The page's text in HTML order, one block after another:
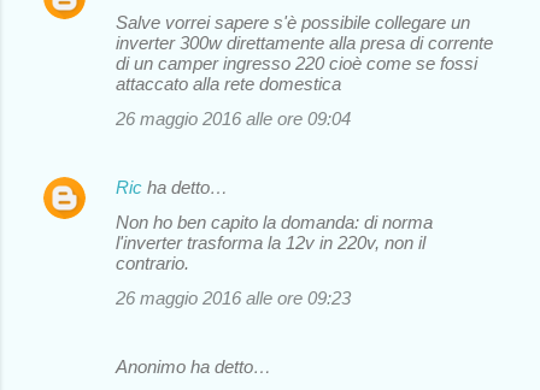
Salve vorrei sapere s'è possibile collegare un
inverter 300w direttamente alla presa di corrente
di un camper ingresso 220 cioè come se fossi
attaccato alla rete domestica
26 maggio 2016 alle ore 09:04
Ric ha detto…
Non ho ben capito la domanda: di norma
l'inverter trasforma la 12v in 220v, non il
contrario.
26 maggio 2016 alle ore 09:23
Anonimo ha detto…